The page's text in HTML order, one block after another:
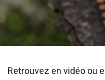
Retrouvez en vidéo ou